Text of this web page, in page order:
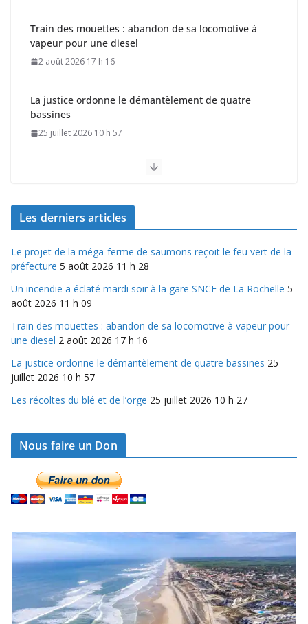
Train des mouettes : abandon de sa locomotive à
vapeur pour une diesel
2 août 2026 17 h 16
La justice ordonne le démantèlement de quatre
bassines
25 juillet 2026 10 h 57
Le projet de la méga-ferme de saumons reçoit le feu
5 août 2026 11 h 28
Les derniers articles
Le projet de la méga-ferme de saumons reçoit le feu vert de la
préfecture 5 août 2026 11 h 28
Un incendie a éclaté mardi soir à la gare SNCF de La Rochelle 5
août 2026 11 h 09
Train des mouettes : abandon de sa locomotive à vapeur pour
une diesel 2 août 2026 17 h 16
La justice ordonne le démantèlement de quatre bassines 25
juillet 2026 10 h 57
Les récoltes du blé et de l’orge 25 juillet 2026 10 h 27
Nous faire un Don